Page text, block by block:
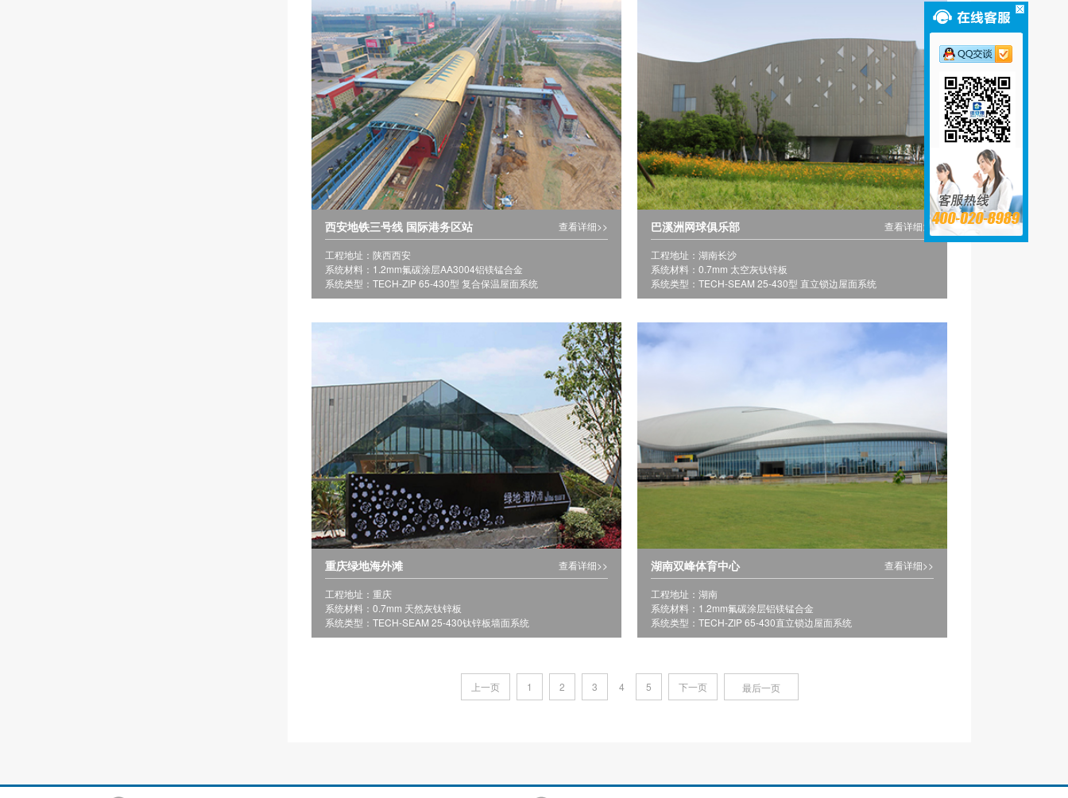
查看详细>>
西安地铁三号线 国际港务区站
工程地址：陕西西安
系统材料：1.2mm氟碳涂层AA3004铝镁锰合金
系统类型：TECH-ZIP 65-430型 复合保温屋面系统
查看详细>>
巴溪洲网球俱乐部
工程地址：湖南长沙
系统材料：0.7mm 太空灰钛锌板
系统类型：TECH-SEAM 25-430型 直立锁边屋面系统
查看详细>>
重庆绿地海外滩
工程地址：重庆
系统材料：0.7mm 天然灰钛锌板
系统类型：TECH-SEAM 25-430钛锌板墙面系统
查看详细>>
湖南双峰体育中心
工程地址：湖南
系统材料：1.2mm氟碳涂层铝镁锰合金
系统类型：TECH-ZIP 65-430直立锁边屋面系统
上一页 1 2 3 4 5 下一页 最后一页